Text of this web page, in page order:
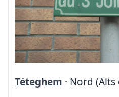
Téteghem · Nord (Alts